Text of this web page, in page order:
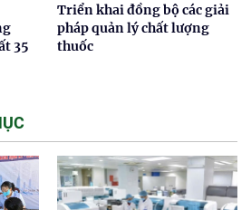
35
Triển khai đồng bộ các giải
pháp quản lý chất lượng
thuốc